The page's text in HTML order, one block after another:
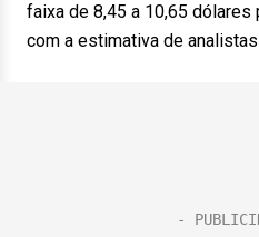
faixa de 8,45 a 10,65 dólares
com a estimativa de